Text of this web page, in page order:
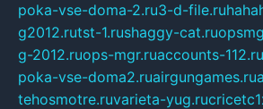
poka-vse-doma-2.ru3-d-file.ru
g2012.rutst-1.rushaggy-cat.ru
g-2012.ruops-mgr.ruaccounts-112.ru
poka-vse-doma2.ruairgungames.ru
tehosmotre.ruvarieta-yug.ru